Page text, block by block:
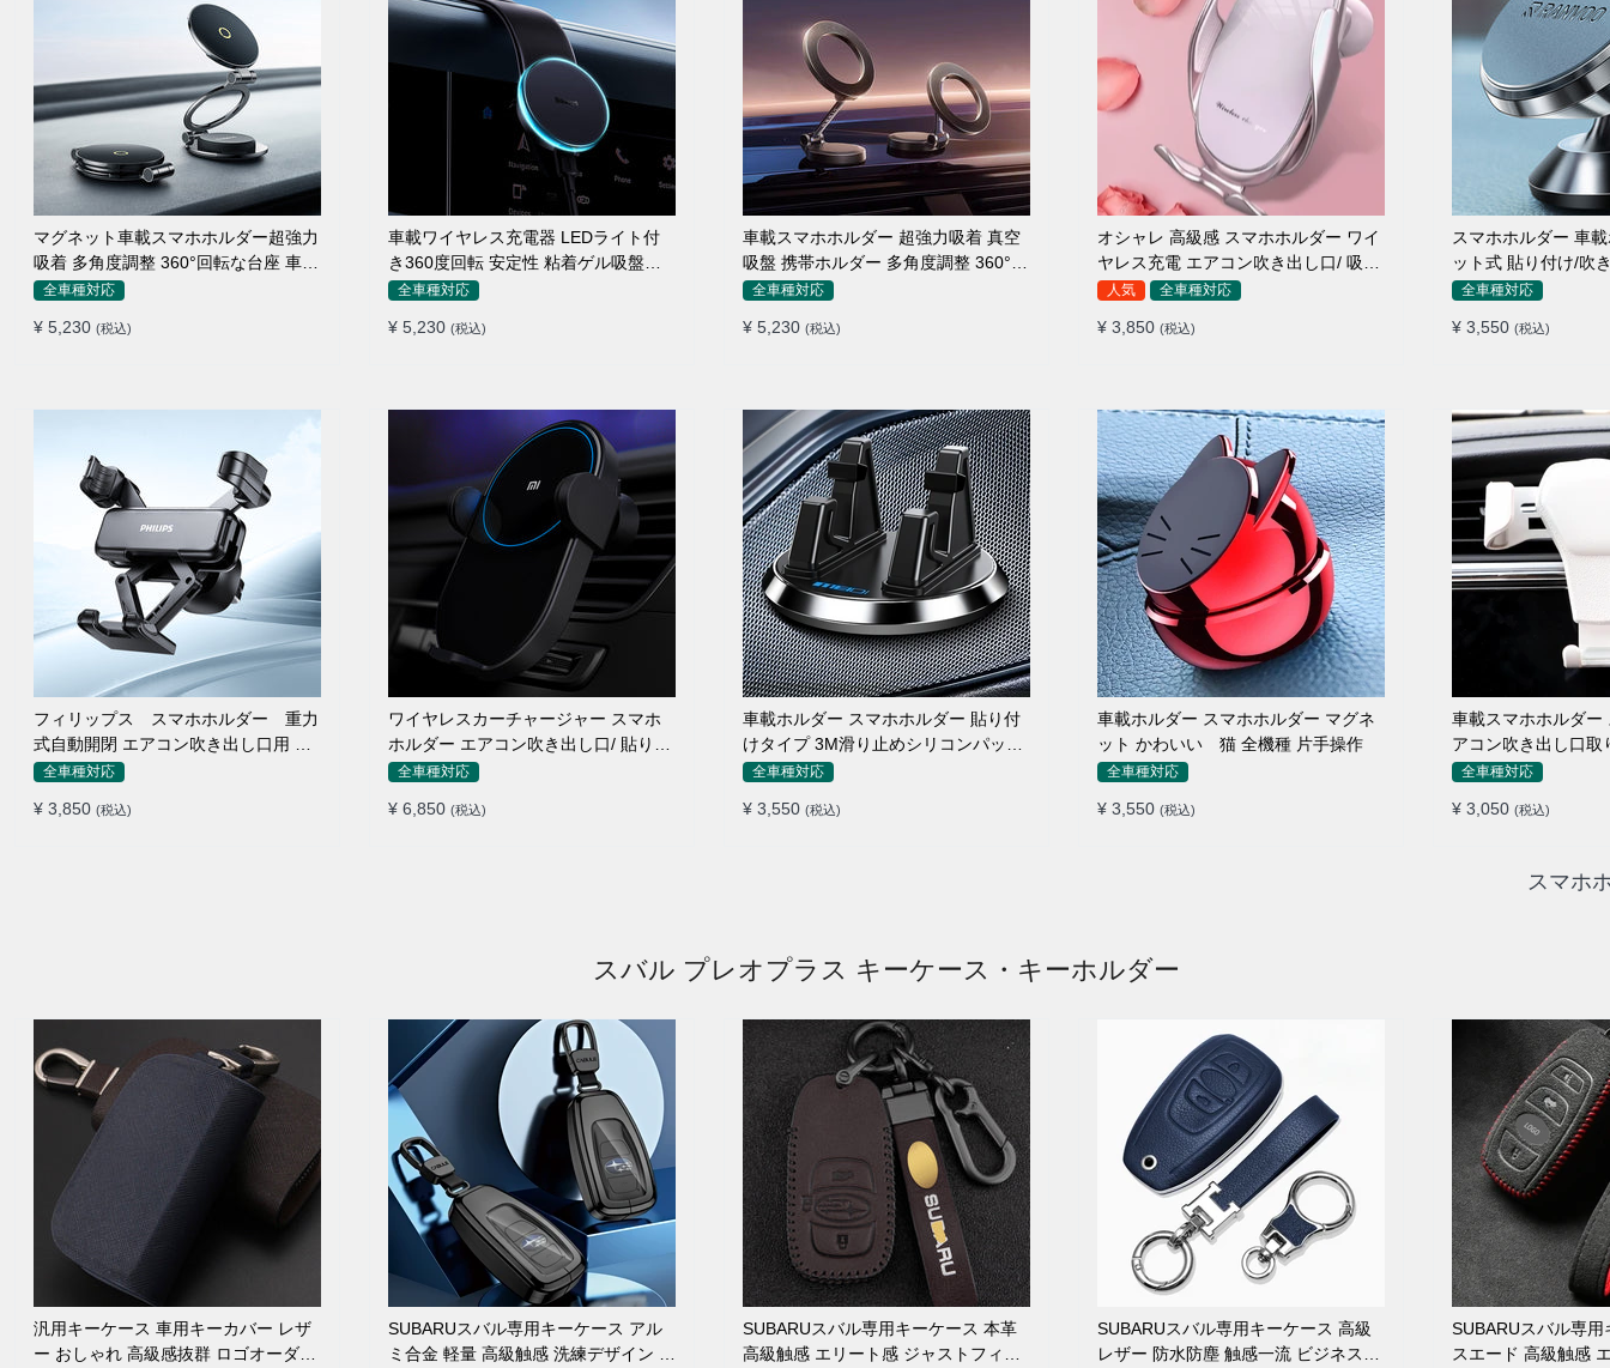
マグネット車載スマホホルダー超強力
吸着 多角度調整 360°回転な台座 車用
ホルダー 折りたたみ式 片手操作 安定
全車種対応
¥ 5,230 (税込)
車載ワイヤレス充電器 LEDライト付
き360度回転 安定性 粘着ゲル吸盤＆
エアコン吹き出し口式兼用 片手操作
ダー
全車種対応
¥ 5,230 (税込)
車載スマホホルダー 超強力吸着 真空
吸盤 携帯ホルダー 多角度調整 360°回
転な台座 車用ホルダー 折りたたみ式
全車種対応
¥ 5,230 (税込)
オシャレ 高級感 スマホホルダー ワイ
ヤレス充電 エアコン吹き出し口/ 吸盤
タイプ 女性
人気 全車種対応
¥ 3,850 (税込)
スマホホルダー 車
ット式 貼り付け/吹
種対応
全車種対応
¥ 3,550 (税込)
フィリップス スマホホルダー 重力
式自動開閉 エアコン吹き出し口用 ク
リップ式 車
全車種対応
¥ 3,850 (税込)
ワイヤレスカーチャージャー スマホ
ホルダー エアコン吹き出し口/ 貼り付
け全車種対応
¥ 6,850 (税込)
車載ホルダー スマホホルダー 貼り付
けタイプ 3M滑り止めシリコンパッド
全機種
全車種対応
¥ 3,550 (税込)
車載ホルダー スマホホルダー マグネ
ット かわいい 猫 全機種 片手操作
全車種対応
¥ 3,550 (税込)
車載スマホホルダー
アコン吹き出し口取
愛い アニメ
全車種対応
¥ 3,050 (税込)
スマホ
スバル プレオプラス キーケース・キーホルダー
汎用キーケース 車用キーカバー レザ
ー おしゃれ 高級感抜群 ロゴオーダー
SUBARUスバル専用キーケース アル
ミ合金 軽量 高級触感 洗練デザイン キ
SUBARUスバル専用キーケース 本革
高級触感 エリート感 ジャストフィッ
SUBARUスバル専用キーケース 高級
レザー 防水防塵 触感一流 ビジネス風
SUBARUスバル専
スエード 高級触感